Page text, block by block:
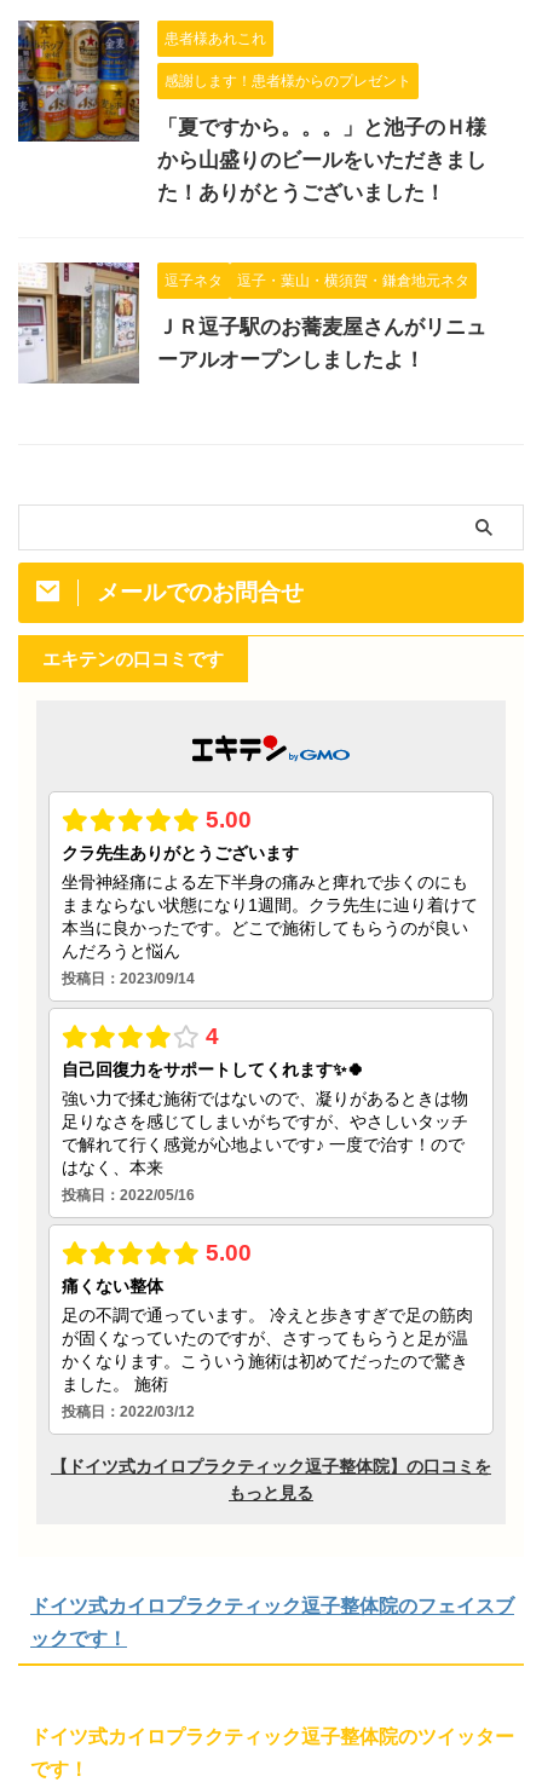
患者様あれこれ
感謝します！患者様からのプレゼント
「夏ですから。。。」と池子のＨ様
から山盛りのビールをいただきまし
た！ありがとうございました！
逗子ネタ 逗子・葉山・横須賀・鎌倉地元ネタ
ＪＲ逗子駅のお蕎麦屋さんがリニュ
ーアルオープンしましたよ！
メールでのお問合せ
エキテンの口コミです
ドイツ式カイロプラクティック逗子整体院のフェイスブ
ックです！
ドイツ式カイロプラクティック逗子整体院のツイッター
です！